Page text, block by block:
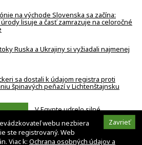
na východe Slovenska sa začína:
lisuje a časť zamrazuje na celoročné
Ruska a Ukrajiny si vyžiadali najmenej
sa dostali k údajom registra proti
špinavých peňazí v Lichtenštajnsku
V Egypte udrelo silné
zemetrasenie, nariadili aktiváciu
núdzových plánov v celej krajine
Zavrieť
webu nezbiera
ste registrovaný. Web
Viac k: Ochrana osobných údajov a